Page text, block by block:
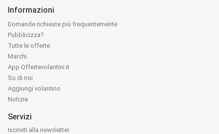
Informazioni
Domande richieste più frequentemente
Pubblicizza?
Tutte le offerte
Marchi
App Offertevolantini.it
Su di noi
Aggiungi volantino
Notizie
Servizi
Iscriviti alla newsletter